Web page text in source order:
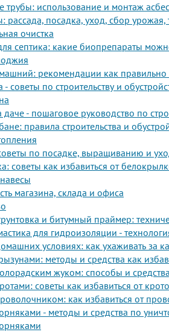
трубы: использование и монтаж
рассада, посадка, уход, сбор урожая,
очистка
септика: какие биопрепараты
рекомендации как правильно
- советы по строительству и
даче - пошаговое руководство по
правила строительства и
по посадке, выращиванию и
советы как избавиться от
магазина, склада и офиса
и битумный праймер:
для гидроизоляции -
условиях: как ухаживать за
методы и средства как
жуком: способы и
советы как избавиться от
как избавиться от
- методы и средства по